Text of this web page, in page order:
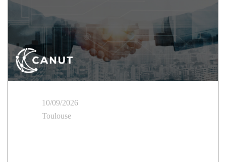
10/09/2026
Toulouse